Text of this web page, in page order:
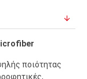
ποιότητας